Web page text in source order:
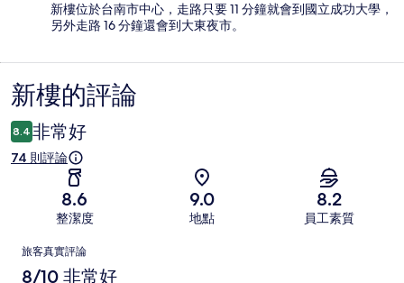
新樓位於台南市中心，走路只要 11 分鐘就會到國立成功大學，
另外走路 16 分鐘還會到大東夜市。
評
論
新樓的評論
8.4 非常好
74 則評論
8.6
整潔度
9.0
地點
8.2
員工素質
評
論
旅客真實評論
8/10 非常好